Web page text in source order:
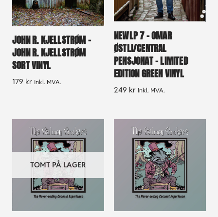
JOHN R. KJELLSTRØM –
JOHN R. KJELLSTRØM
SORT VINYL
179 kr Inkl. MVA.
NEWLP 7 – OMAR
ØSTLI/CENTRAL
PENSJONAT – LIMITED
EDITION GREEN VINYL
249 kr Inkl. MVA.
TOMT PÅ LAGER